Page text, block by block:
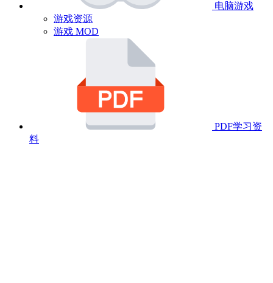
电脑游戏
游戏资源
游戏 MOD
PDF学习资
料